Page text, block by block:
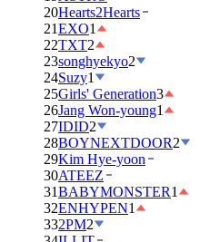
20Hearts2Hearts
21EXO1
22TXT2
23songhyekyo2
24Suzy1
25Girls' Generation3
26Jang Won-young1
27IDID2
28BOYNEXTDOOR2
29Kim Hye-yoon
30ATEEZ
31BABYMONSTER1
32ENHYPEN1
332PM2